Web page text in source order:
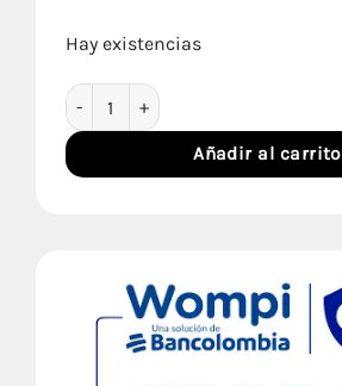
Hay existencias
Sofá Cama Genova cantidad
Añadir al carrito